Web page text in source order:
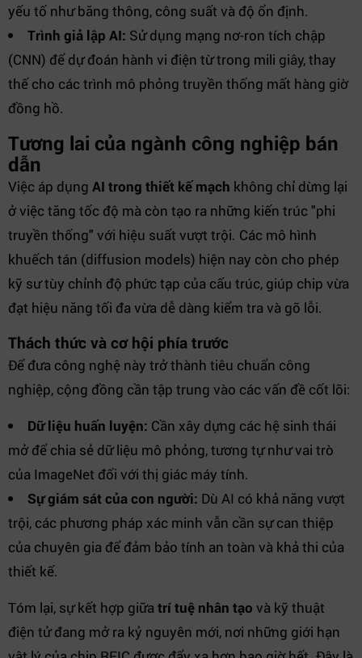
yếu tố như băng thông, công suất và độ ổn định.
Trình giả lập AI: Sử dụng mạng nơ-ron tích chập
(CNN) để dự đoán hành vi điện từ trong mili giây, thay
thế cho các trình mô phỏng truyền thống mất hàng giờ
đồng hồ.
Tương lai của ngành công nghiệp bán
dẫn
Việc áp dụng AI trong thiết kế mạch không chỉ dừng lại
ở việc tăng tốc độ mà còn tạo ra những kiến trúc "phi
truyền thống" với hiệu suất vượt trội. Các mô hình
khuếch tán (diffusion models) hiện nay còn cho phép
kỹ sư tùy chỉnh độ phức tạp của cấu trúc, giúp chip vừa
đạt hiệu năng tối đa vừa dễ dàng kiểm tra và gỡ lỗi.
Thách thức và cơ hội phía trước
Để đưa công nghệ này trở thành tiêu chuẩn công
nghiệp, cộng đồng cần tập trung vào các vấn đề cốt lõi:
Dữ liệu huấn luyện: Cần xây dựng các hệ sinh thái
mở để chia sẻ dữ liệu mô phỏng, tương tự như vai trò
của ImageNet đối với thị giác máy tính.
Sự giám sát của con người: Dù AI có khả năng vượt
trội, các phương pháp xác minh vẫn cần sự can thiệp
của chuyên gia để đảm bảo tính an toàn và khả thi của
thiết kế.
Tóm lại, sự kết hợp giữa trí tuệ nhân tạo và kỹ thuật
điện tử đang mở ra kỷ nguyên mới, nơi những giới hạn